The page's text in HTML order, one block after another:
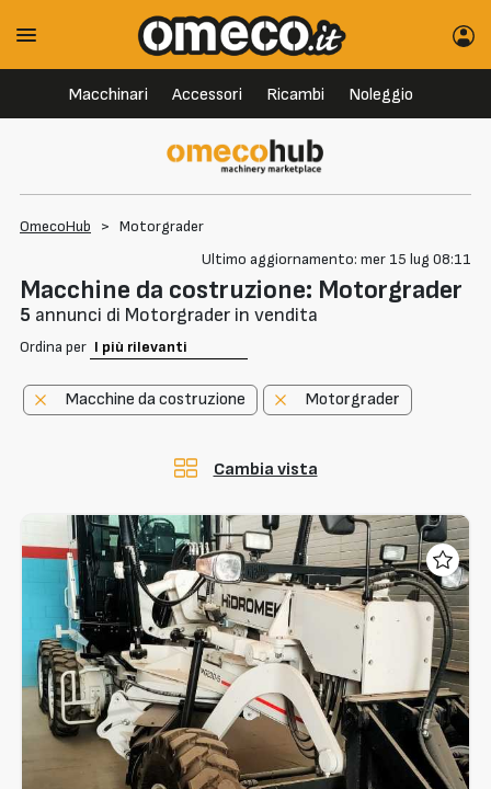
Macchinari Accessori Ricambi Noleggio
OmecoHub > Motorgrader
Ultimo aggiornamento: mer 15 lug 08:11
Macchine da costruzione: Motorgrader
5 annunci di Motorgrader in vendita
Ordina per
Macchine da costruzione Motorgrader
Cambia vista